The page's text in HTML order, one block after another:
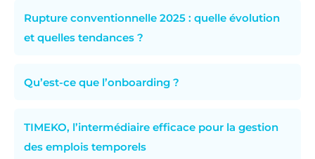
Rupture conventionnelle 2025 : quelle évolution
et quelles tendances ?
Qu’est-ce que l’onboarding ?
TIMEKO, l’intermédiaire efficace pour la gestion
des emplois temporels